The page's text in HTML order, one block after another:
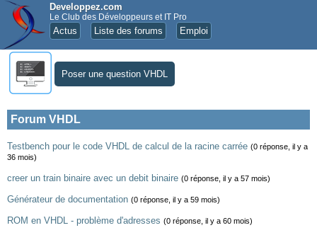
Developpez.com
Le Club des Développeurs et IT Pro
Actus Liste des forums Emploi
Poser une question VHDL
Forum VHDL
Testbench pour le code VHDL de calcul de la racine carrée (0 réponse, il y a
36 mois)
creer un train binaire avec un debit binaire (0 réponse, il y a 57 mois)
Générateur de documentation (0 réponse, il y a 59 mois)
ROM en VHDL - problème d'adresses (0 réponse, il y a 60 mois)